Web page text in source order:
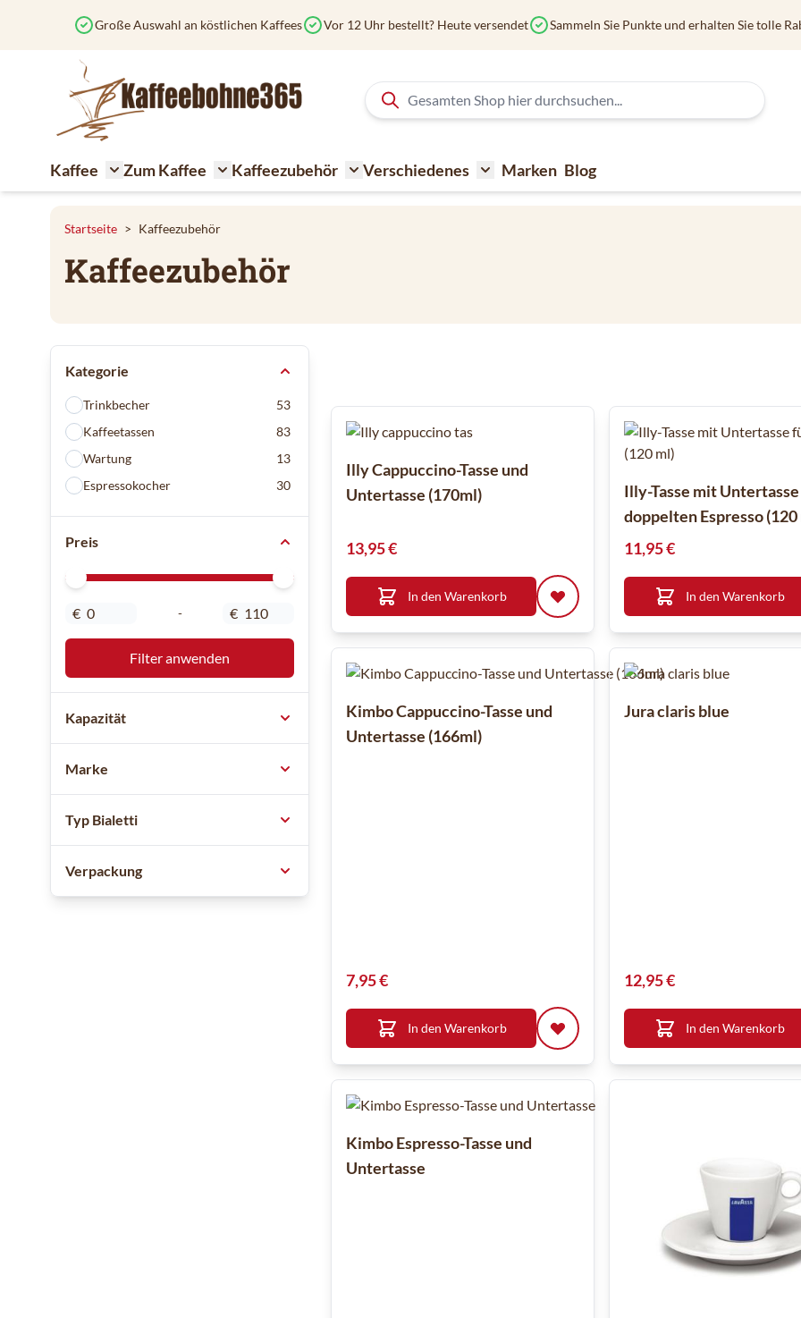
Große Auswahl an köstlichen Kaffees Vor 12 Uhr bestellt? Heute versendet Sammeln Sie Punkte und erhalten Sie tolle
Kaffee
Toggle submenu for Kaffee
Zum Kaffee
Toggle submenu for Zum Kaffee
Kaffeezubehör
Toggle submenu for Kaffeezubehör
Verschiedenes
Toggle submenu for Verschiedenes
Marken Blog
Startseite > Kaffeezubehör
Kaffeezubehör
Zur Produktliste springen
Kategorie
Trinkbecher
53
Kaffeetassen
83
Wartung
13
Espressokocher
30
Preis
Minimal Price
Maximum Price
€ - €
Filter anwenden
Kapazität
Marke
Typ Bialetti
Verpackung
Illy Cappuccino-Tasse und
Untertasse (170ml)
13,95 €
In den Warenkorb
Illy-Tasse mit
doppelten Espresso (120
11,95 €
In den Warenkorb
Kimbo Cappuccino-Tasse und
Untertasse (166ml)
7,95 €
In den Warenkorb
Jura claris blue
12,95 €
In den Warenkorb
Kimbo Espresso-Tasse und
Untertasse